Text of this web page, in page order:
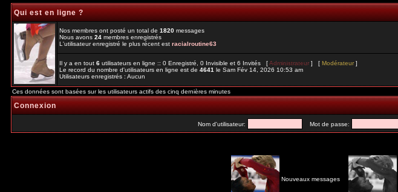
Qui est en ligne ?
Nos membres ont posté un total de1820messages
Nous avons24membres enregistrés
L'utilisateur enregistré le plus récent estracialroutine63
Il y a en tout6utilisateurs en ligne :: 0 Enregistré, 0 Invisible et 6 Invités [Administrateur] [Modérateur]
Le record du nombre d'utilisateurs en ligne est de4641le Sam Fév 14, 2026 10:53 am
Utilisateurs enregistrés : Aucun
Ces données sont basées sur les utilisateurs actifs des cinq dernières minutes
Connexion
Nom d'utilisateur: Mot de passe:
Nouveaux messages